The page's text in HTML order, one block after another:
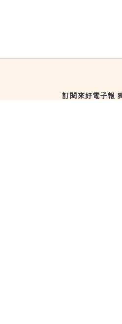
訂閱來好電子報